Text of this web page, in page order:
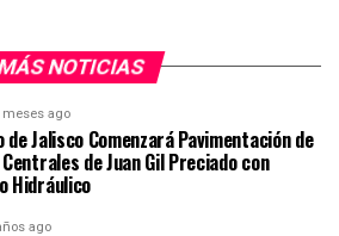
NOTICIAS
meses ago
de Jalisco Comenzará Pavimentación de
de Juan Gil Preciado con
Hidráulico
ago